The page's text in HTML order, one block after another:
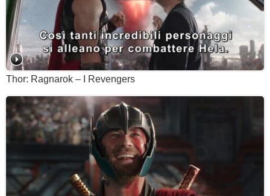
Thor: Ragnarok – I Revengers